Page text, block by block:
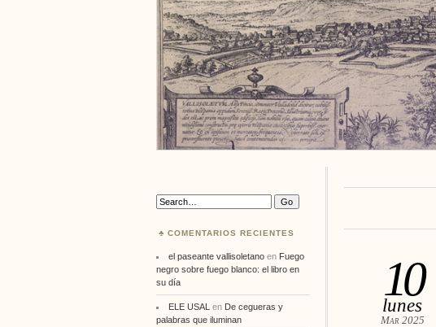
10
lunes
Mar 2025
Search:
COMENTARIOS RECIENTES
el paseante vallisoletanoen Fuego
negro sobre fuego blanco: el libro en
su día
ELE USAL en De cegueras y
palabras que iluminan